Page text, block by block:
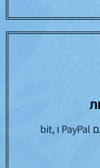
עובדים עם כל כרטיסי האשראי וגם PayPal ו bit,